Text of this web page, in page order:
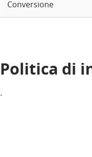
Conversione
Politica di
.